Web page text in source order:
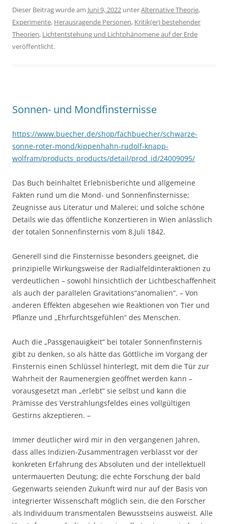
Dieser Beitrag wurde am Juni 9, 2022 unterAlternative Theorie,
Experimente, Herausragende Personen, Kritik(er) bestehender
Theorien, Lichtentstehung und Lichtphänomene auf der Erde
veröffentlicht.
Sonnen- und Mondfinsternisse
https://www.buecher.de/shop/fachbuecher/schwarze-
sonne-roter-mond/kippenhahn-rudolf-knapp-
wolfram/products_products/detail/prod_id/24009095/
Das Buch beinhaltet Erlebnisberichte und allgemeine
Fakten rund um die Mond- und Sonnenfinsternisse;
Zeugnisse aus Literatur und Malerei; und solche schöne
Details wie das öffentliche Konzertieren in Wien anlässlich
der totalen Sonnenfinsternis vom 8.Juli 1842.
Generell sind die Finsternisse besonders geeignet, die
prinzipielle Wirkungsweise der Radialfeldinteraktionen zu
verdeutlichen – sowohl hinsichtlich der Lichtbeschaffenheit
als auch der parallelen Gravitations“anomalien“. – Von
anderen Effekten abgesehen wie Reaktionen von Tier und
Pflanze und „Ehrfurchtsgefühlen“ des Menschen.
Auch die „Passgenauigkeit“ bei totaler Sonnenfinsternis
gibt zu denken, so als hätte das Göttliche im Vorgang der
Finsternis einen Schlüssel hinterlegt, mit dem die Tür zur
Wahrheit der Raumenergien geöffnet werden kann –
vorausgesetzt man „erlebt“ sie selbst und kann die
Prämisse des Verstrahlungsfeldes eines vollgültigen
Gestirns akzeptieren. –
Immer deutlicher wird mir in den vergangenen Jahren,
dass alles Indizien-Zusammentragen verblasst vor der
konkreten Erfahrung des Absoluten und der intellektuell
untermauerten Deutung; die echte Forschung der bald
Gegenwarts seienden Zukunft wird nur auf der Basis von
integrierter Wissenschaft möglich sein, die den Forscher
als Individuum transmentalen Bewusstseins ausweist. Alle